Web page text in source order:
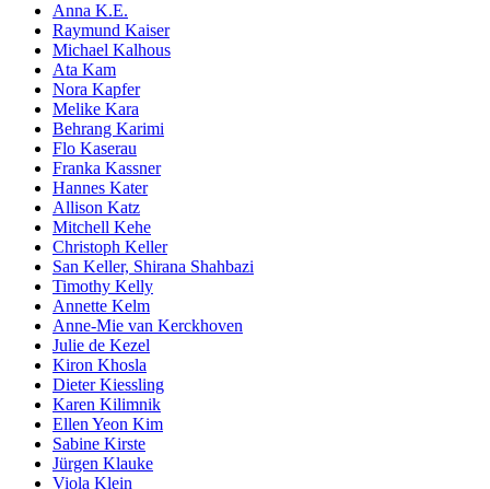
Anna K.E.
Raymund Kaiser
Michael Kalhous
Ata Kam
Nora Kapfer
Melike Kara
Behrang Karimi
Flo Kaserau
Franka Kassner
Hannes Kater
Allison Katz
Mitchell Kehe
Christoph Keller
San Keller, Shirana Shahbazi
Timothy Kelly
Annette Kelm
Anne-Mie van Kerckhoven
Julie de Kezel
Kiron Khosla
Dieter Kiessling
Karen Kilimnik
Ellen Yeon Kim
Sabine Kirste
Jürgen Klauke
Viola Klein